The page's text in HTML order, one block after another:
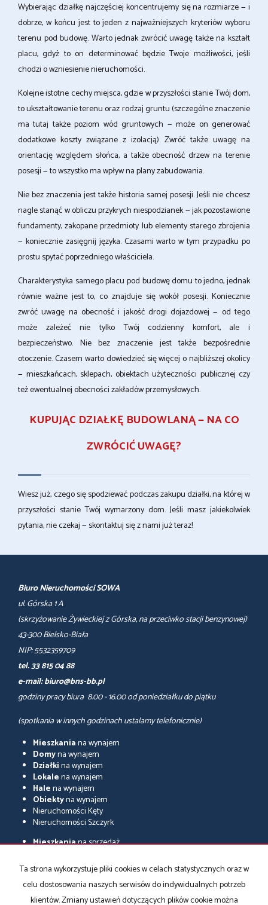
Wybierając działkę najczęściej koncentrujemy się na rozmiarze — i
dobrze, w końcu jest to jeden z najważniejszych kryteriów wyboru
terenu pod budowę. Warto jednak zwrócić uwagę także na kształt
placu, gdyż to on determinować będzie Twoje możliwości, jeśli
chodzi o wzniesienie nieruchomości.
Kolejne istotne cechy miejsca, gdzie w przyszłości stanie Twój dom,
to ukształtowanie terenu oraz rodzaj gruntu (szczególne znaczenie
ma tutaj także poziom wód gruntowych — może on generować
dodatkowe koszty związane z izolacją). Zwróć także uwagę na
orientację względem słońca, a także obecność drzew na terenie
posesji — to wszystko ma wpływ na plany zabudowania.
Nie bez znaczenia jest także historia samej posesji. Jeśli nie chcesz
nagle stanąć w obliczu przykrych niespodzianek — jak pozostawione
fundamenty, zakopane przedmioty lub elementy starego zbrojenia
— koniecznie zasięgnij języka. Czasami warto w tym przypadku po
prostu spytać poprzedniego właściciela.
Charakterystyka samego placu pod budowę domu to jedno, jednak
równie ważne jest to, co znajduje się wokół posesji. Koniecznie
zwróć uwagę na obecność i jakość drogi dojazdowej — od tego
może zależeć nie tylko Twój codzienny komfort, ale i
bezpieczeństwo. Nie bez znaczenie jest także bezpośrednie
otoczenie. Czasem warto dowiedzieć się więcej o najbliższej okolicy
— mieszkańcach, sklepach, obiektach użyteczności publicznej czy
też ewentualnej obecności zakładów przemysłowych.
KUPUJĄC DZIAŁKĘ BUDOWLANĄ — NA CO
ZWRÓCIĆ UWAGĘ?
Wiesz już, czego się spodziewać podczas zakupu działki, na której w
przyszłości stanie Twój wymarzony dom. Jeśli masz jakiekolwiek
pytania, nie czekaj — skontaktuj się z nami już teraz!
Biuro Nieruchomości SOWA
ul. Górska 1 A
(skrzyżowanie Żywieckiej z Górska, na przeciwko stacji benzynowej)
43-300 Bielsko-Biała
NIP: 5532359709
tel. 33 815 04 88
e-mail: biuro@bns-bb.pl
godziny pracy biura 8.00 - 16.00 od poniedziałku do piątku
(spotkania w innych godzinach ustalamy telefonicznie)
Mieszkaniana wynajem
Domyna wynajem
Działkina wynajem
Lokalena wynajem
Halena wynajem
Obiektyna wynajem
Nieruchomości Kęty
Nieruchomości Szczyrk
Mieszkaniana sprzedaż
Działkina sprzedaż
na sprzedaż
Halena sprzedaż
Obiektyna sprzedaż
Ta strona wykorzystuje pliki cookies w celach statystycznych oraz w
celu dostosowania naszych serwisów do indywidualnych potrzeb
klientów. Zmiany ustawień dotyczących plików cookie można